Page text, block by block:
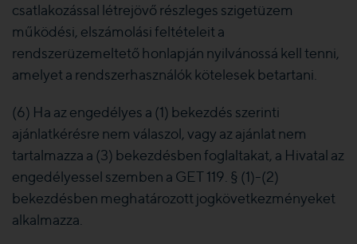
csatlakozással létrejövő részleges szigetüzem
működési, elszámolási feltételeit a
rendszerüzemeltető honlapján nyilvánossá kell tenni,
amelyet a rendszerhasználók kötelesek betartani.
(6) Ha az engedélyes a (1) bekezdés szerinti
ajánlatkérésre nem válaszol, vagy az ajánlat nem
tartalmazza a (3) bekezdésben foglaltakat, a Hivatal az
engedélyessel szemben a GET 119. § (1)-(2)
bekezdésben meghatározott jogkövetkezményeket
alkalmazza.